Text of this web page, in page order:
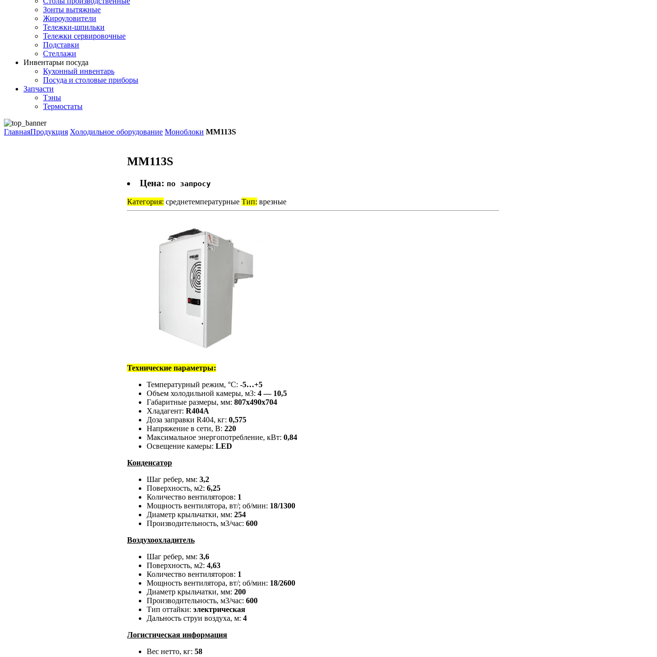
Зонты вытяжные
Жироуловители
Тележки-шпильки
Тележки сервировочные
Подставки
Стеллажи
Инвентарьи посуда
Кухонный инвентарь
Посуда и столовые приборы
Запчасти
Тэны
Термостаты
ГлавнаяПродукция Холодильное оборудование Моноблоки MM113S
MM113S
Цена: по запросу
Категория: среднетемпературные Тип: врезные
Технические параметры:
Температурный режим, °C: -5…+5
Объем холодильной камеры, м3: 4 — 10,5
Габаритные размеры, мм: 807x490x704
Хладагент: R404A
Доза заправки R404, кг: 0,575
Напряжение в сети, В: 220
Maксимальное энергопотребление, кВт: 0,84
Освещение камеры: LED
Конденсатор
Шаг ребер, мм: 3,2
Поверхность, м2: 6,25
Количество вентиляторов: 1
Мощность вентилятора, вт/; об/мин: 18/1300
Диаметр крыльчатки, мм: 254
Производительность, м3/час: 600
Воздухоохладитель
Шаг ребер, мм: 3,6
Поверхность, м2: 4,63
Количество вентиляторов: 1
Мощность вентилятора, вт/; об/мин: 18/2600
Диаметр крыльчатки, мм: 200
Производительность, м3/час: 600
Тип оттайки: электрическая
Дальность струи воздуха, м: 4
Логистическая информация
Вес нетто, кг: 58